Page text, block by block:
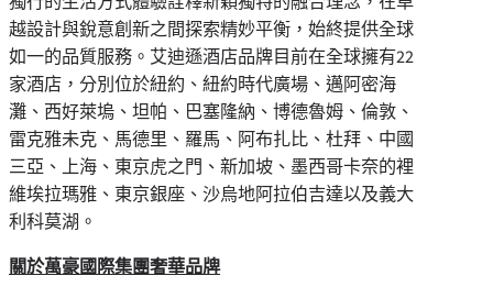
越設計與銳意創新之間探索精妙平衡，始終提供全球
如一的品質服務。艾迪遜酒店品牌目前在全球擁有22
家酒店，分別位於紐約、紐約時代廣場、邁阿密海
灘、西好萊塢、坦帕、巴塞隆納、博德魯姆、倫敦、
雷克雅未克、馬德里、羅馬、阿布扎比、杜拜、中國
三亞、上海、東京虎之門、新加坡、墨西哥卡奈的裡
維埃拉瑪雅、東京銀座、沙烏地阿拉伯吉達以及義大
利科莫湖。
關於萬豪國際集團奢華品牌